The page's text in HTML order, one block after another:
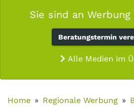
Sie sind an
Beratungstermin
Alle Medien im
Home Regionale Werbung